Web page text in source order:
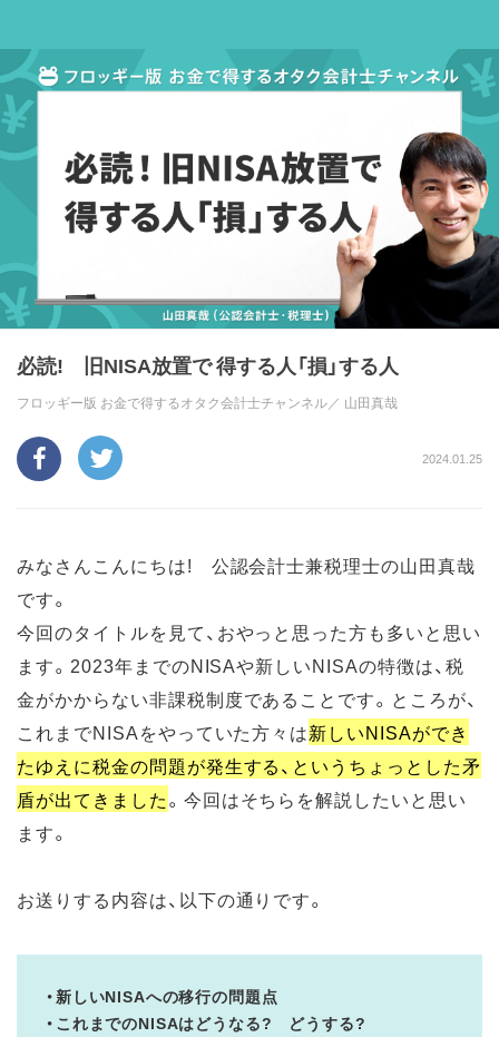
必読! 旧NISA放置で 得する人「損」する人
フロッギー版 お金で得するオタク会計士チャンネル／ 山田真哉
2024.01.25
みなさんこんにちは! 公認会計士兼税理士の山田真哉
です。
今回のタイトルを見て、おやっと思った方も多いと思い
ます。2023年までのNISAや新しいNISAの特徴は、税
金がかからない非課税制度であることです。ところが、
これまでNISAをやっていた方々は新しいNISAができ
たゆえに税金の問題が発生する、というちょっとした矛
盾が出てきました。今回はそちらを解説したいと思い
ます。
お送りする内容は、以下の通りです。
・新しいNISAへの移行の問題点
・これまでのNISAはどうなる? どうする?